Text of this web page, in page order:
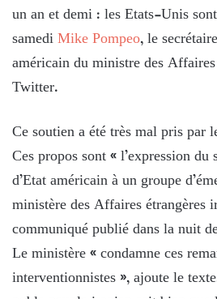
un an et demi : les Etats-Unis
samediMike Pompeo, le
américain du ministre des
Twitter.
Ce soutien a été très mal pris par
Ces propos sont « l’expression
d’Etat américain à un groupe
ministère des Affaires étrangères
communiqué publié dans la nuit
Le ministère « condamne ces
interventionnistes », ajoute le